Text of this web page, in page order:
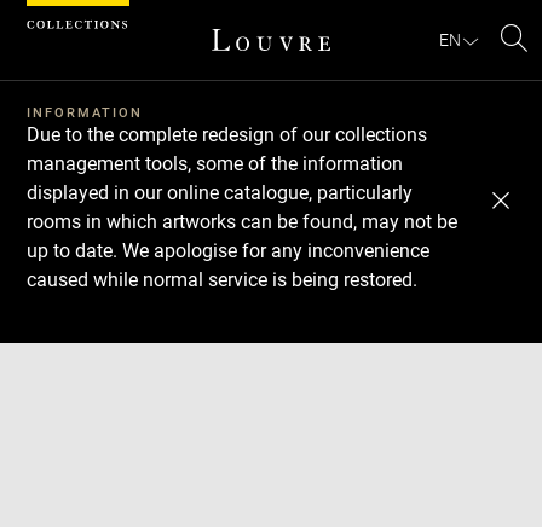
EN
INFORMATION
Due to the complete redesign of our collections
management tools, some of the information
displayed in our online catalogue, particularly
rooms in which artworks can be found, may not be
up to date. We apologise for any inconvenience
caused while normal service is being restored.
Download
Next
Previous
Cookies management panel